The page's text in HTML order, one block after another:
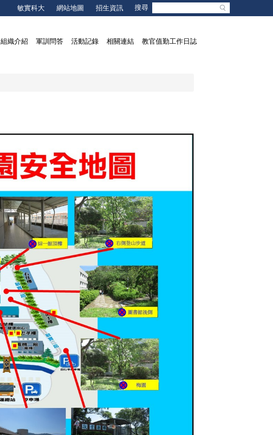
敏實科大 網站地圖 招生資訊
組織介紹 軍訓問答 活動記錄 相關連結 教官值勤工作日誌